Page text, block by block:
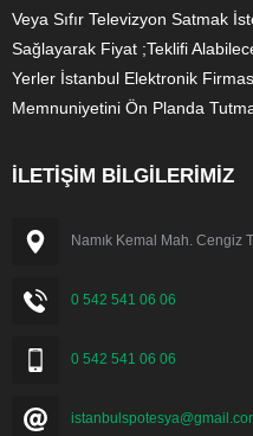
Veya Sıfır Televizyon Satmak
Sağlayarak Fiyat ;Teklifi
Yerler İstanbul Elektronik
Memnuniyetini Ön Planda
İLETİŞİM BİLGİLERİMİZ
Namık Kemal Mah. Cengiz
0 542 541 06 06
0 542 541 06 06